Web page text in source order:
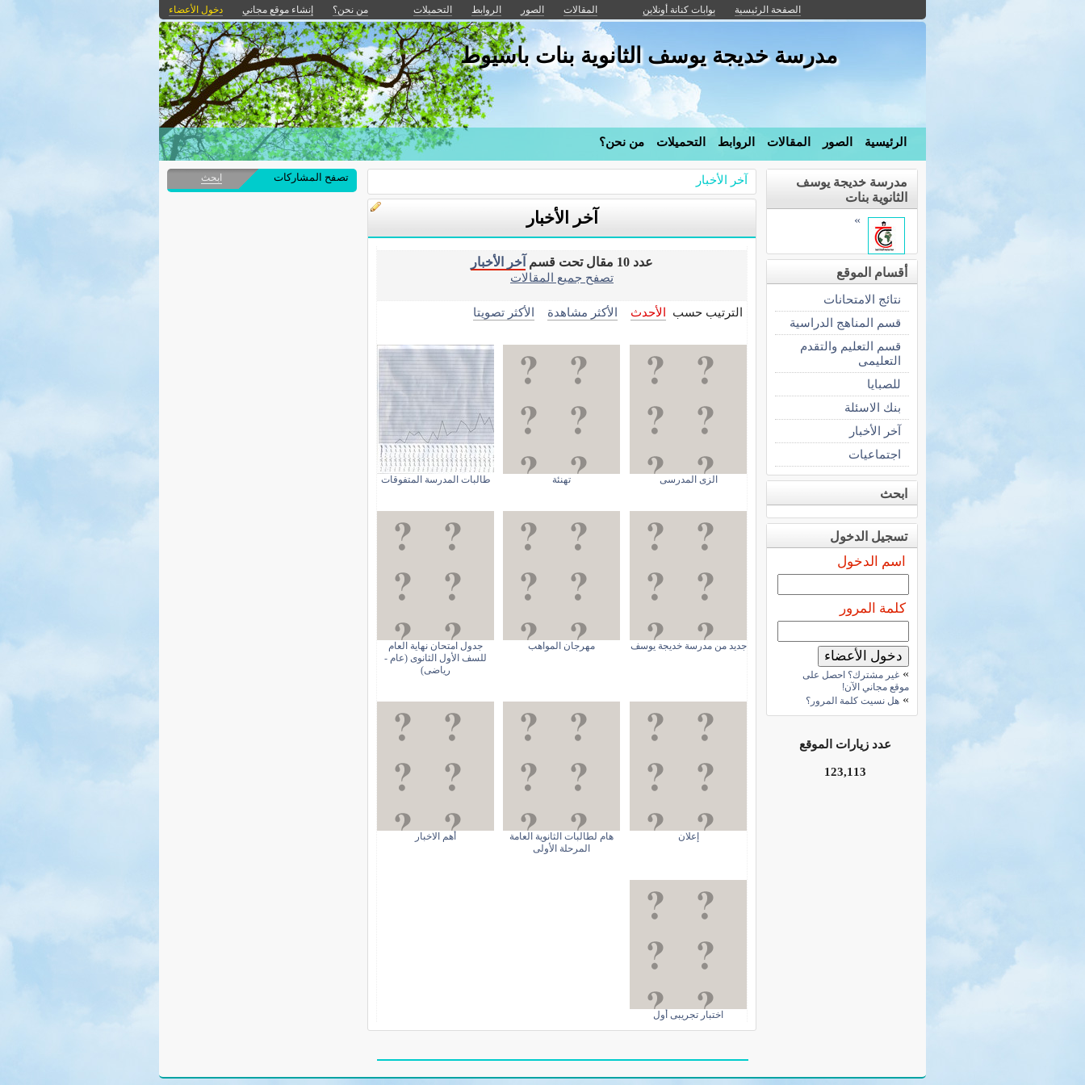
الصفحة الرئيسية بوابات كنانة أونلاين المقالات الصور الروابط التحميلات من نحن؟ إنشاء موقع مجاني دخول الأعضاء
مدرسة خديجة يوسف الثانوية بنات باسيوط
الرئيسية الصور المقالات الروابط التحميلات من نحن؟
آخر الأخبار
آخر الأخبار
عدد 10 مقال تحت قسم
آخر الأخبار
تصفح جميع المقالات
الترتيب حسب الأحدث الأكثر مشاهدة الأكثر تصويتا
الزى المدرسى تهنئة طالبات المدرسة المتفوقات
جديد من مدرسة خديجة يوسف مهرجان المواهب
جدول امتحان نهاية العام
للسف الأول الثانوى (عام -
رياضى)
إعلان
هام لطالبات الثانوية العامة
المرحلة الأولى
أهم الاخبار
اختبار تجريبى أول
مدرسة خديجة يوسف
الثانوية بنات
»
أقسام الموقع
نتائج الامتحانات
قسم المناهج الدراسية
قسم التعليم والتقدم
التعليمى
للصبايا
بنك الاسئلة
آخر الأخبار
اجتماعيات
ابحث
تسجيل الدخول
اسم الدخول
كلمة المرور
» غير مشترك؟ احصل على
موقع مجاني الآن!
» هل نسيت كلمة المرور؟
عدد زيارات الموقع
123,113
تصفح المشاركات ابحث